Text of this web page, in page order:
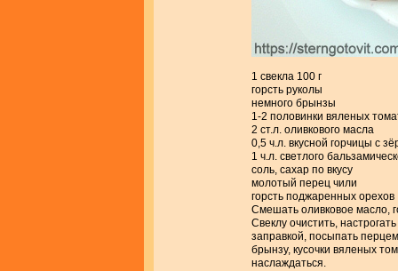
1 свекла 100 г
горсть руколы
немного брынзы
1-2 половинки вяленых
2 ст.л. оливкового масла
0,5 ч.л. вкусной горчицы с
1 ч.л. светлого
соль, сахар по вкусу
молотый перец чили
горсть поджаренных орехов
Смешать оливковое масло,
Свеклу очистить,
заправкой, посыпать
брынзу, кусочки вяленых
наслаждаться.